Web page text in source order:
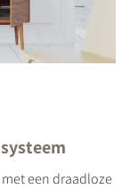
met een draadloze